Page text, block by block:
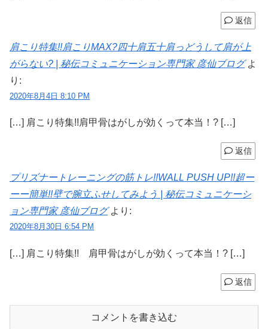
返信
肩こり特集!!肩こりMAX?四十肩五十肩っどうして肩が上
がらない? | 秘伝コミュニケーション専門家 彦仙ブログ よ
り:
2020年8月4日 8:10 PM
[…] 肩こり特集!!肩甲骨はがしが効くって本当！? […]
返信
プリズナートレーニングの筋トレ!!WALL PUSH UP!!超ー
ーー簡単!!壁で腕立ふせしてみよう | 秘伝コミュニケーシ
ョン専門家 彦仙ブログ より:
2020年8月30日 6:54 PM
[…] 肩こり特集!! 肩甲骨はがしが効くって本当！? […]
返信
コメントを書き込む